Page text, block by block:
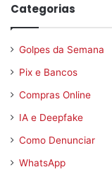
Categorias
Golpes da Semana
Pix e Bancos
Compras Online
IA e Deepfake
Como Denunciar
WhatsApp